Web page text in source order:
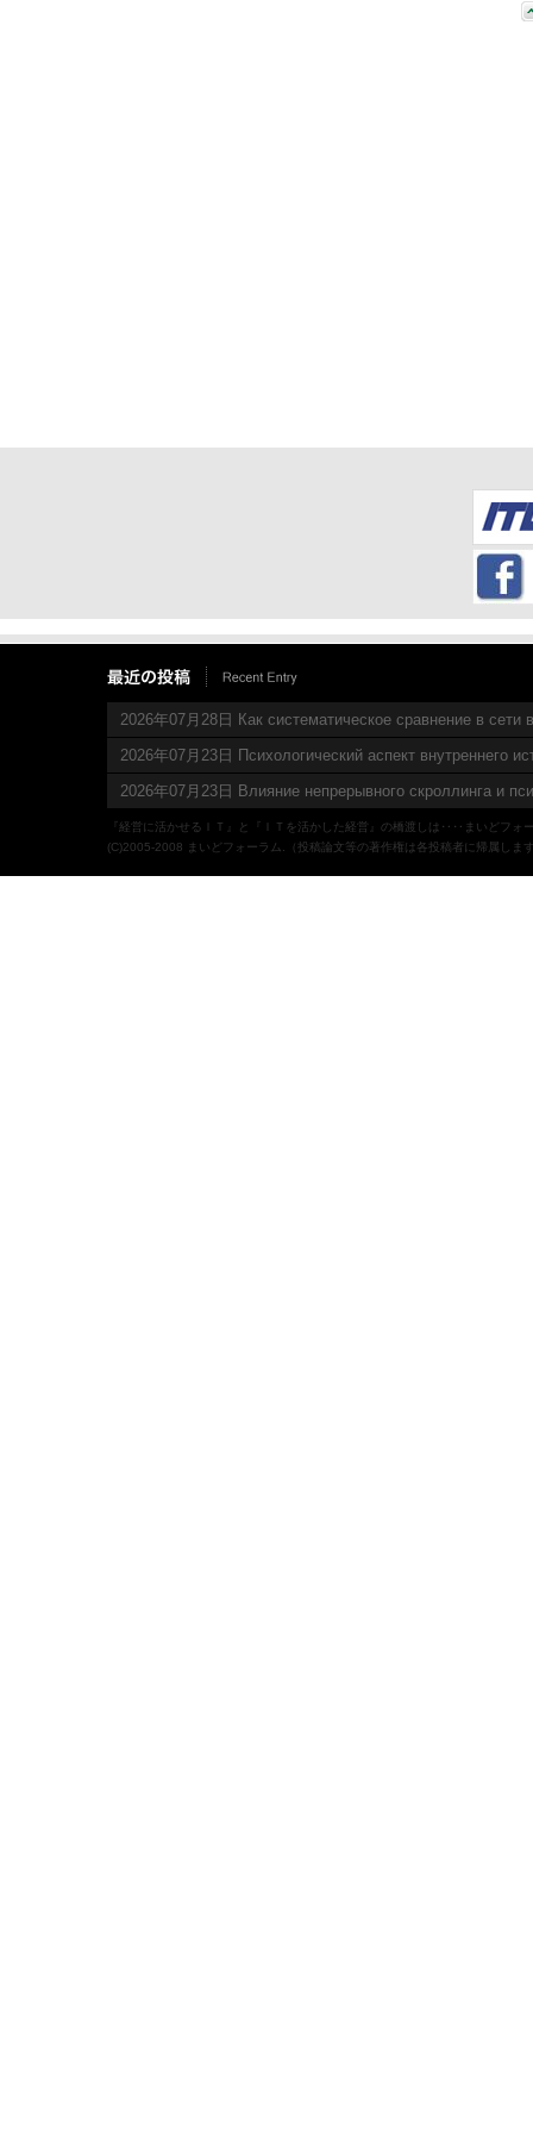
2026年07月28日 Как систематическое сравнение в сети
2026年07月23日 Психологический аспект внутреннего
2026年07月23日 Влияние непрерывного скроллинга и
『経営に活かせるＩＴ』と『ＩＴを活かした経営』の橋渡しは‥‥まいどフォ
(C)2005-2008 まいどフォーラム.（投稿論文等の著作権は各投稿者に帰属しま